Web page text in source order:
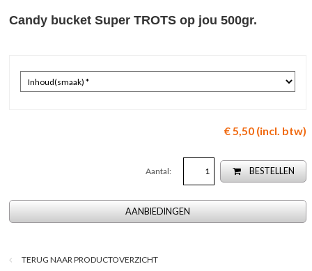
Candy bucket Super TROTS op jou 500gr.
€ 5,50 (incl. btw)
Aantal: BESTELLEN
AANBIEDINGEN
TERUG NAAR PRODUCTOVERZICHT